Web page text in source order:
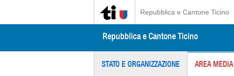
Repubblica e Cantone Ticino
Repubblica e Cantone Ticino
STATO E ORGANIZZAZIONE AREA MEDIA